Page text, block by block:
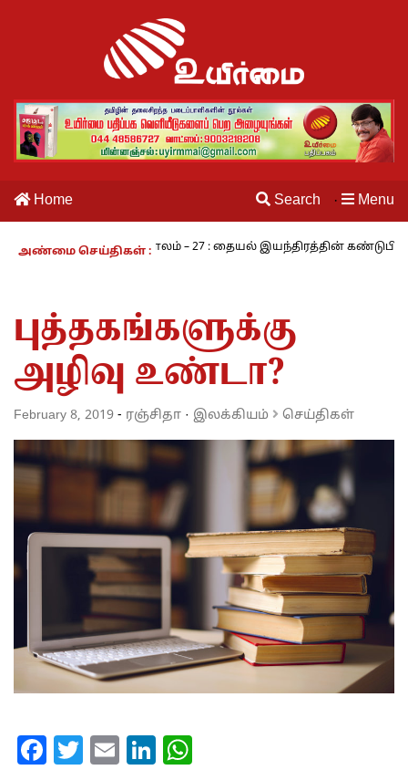
Home Search · Menu
அண்மை செய்திகள் :
நாம் வாழும் காலம் – 27 : தையல் இயந்திரத்தின் கண்டுபிடிப்பாளர்
புத்தகங்களுக்கு
அழிவு உண்டா?
February 8, 2019 - ரஞ்சிதா · இலக்கியம் செய்திகள்
Facebook
Twitter
EmailLinkedIn